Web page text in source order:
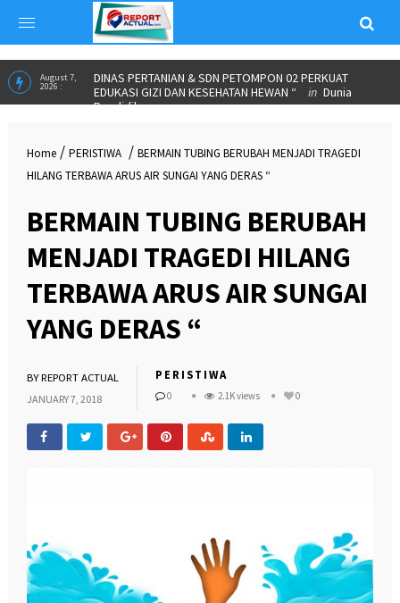
EDUKASI GIZI DAN KESEHATAN HEWAN “
Pendidikan
June 23,
2026 :
ALUMNI PARTNERSHIP MEETING 2026 JADI MOMENTUM
IKA SPs UNNES PERKUAT KOLABORASI DAN SALURKAN
BEASISWA”inINSPIRASI
Home / PERISTIWA / BERMAIN TUBING BERUBAH MENJADI TRAGEDI
HILANG TERBAWA ARUS AIR SUNGAI YANG DERAS “
BERMAIN TUBING BERUBAH
MENJADI TRAGEDI HILANG
TERBAWA ARUS AIR SUNGAI
YANG DERAS “
BYREPORT ACTUAL
JANUARY 7, 2018
PERISTIWA
0 2.1K views 0